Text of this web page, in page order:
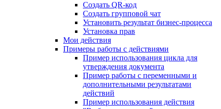
Создать QR-код
Создать групповой чат
Установить результат бизнес-процесса
Установка прав
Мои действия
Примеры работы с действиями
Пример использования цикла для
утверждения документа
Пример работы с переменными и
дополнительными результатами
действий
Пример использования действия